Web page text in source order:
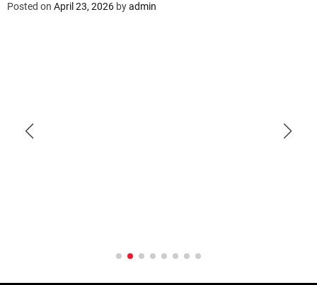
Posted on April 23, 2026 byadmin